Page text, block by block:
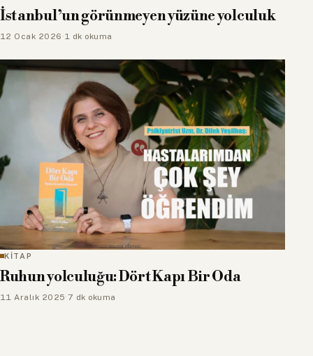
İstanbul’un görünmeyen yüzüne yolculuk
12 Ocak 2026 ·1 dk okuma
KİTAP
Ruhun yolculuğu: Dört Kapı Bir Oda
11 Aralık 2025·7 dk okuma